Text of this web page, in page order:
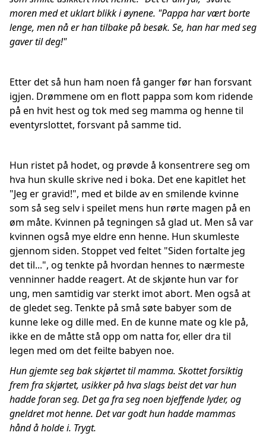
moren med et uklart blikk i øynene. "Pappa har vært borte
lenge, men nå er han tilbake på besøk. Se, han har med seg
gaver til deg!"
Etter det så hun ham noen få ganger før han forsvant
igjen. Drømmene om en flott pappa som kom ridende
på en hvit hest og tok med seg mamma og henne til
eventyrslottet, forsvant på samme tid.
Hun ristet på hodet, og prøvde å konsentrere seg om
hva hun skulle skrive ned i boka. Det ene kapitlet het
"Jeg er gravid!", med et bilde av en smilende kvinne
som så seg selv i speilet mens hun rørte magen på en
øm måte. Kvinnen på tegningen så glad ut. Men så var
kvinnen også mye eldre enn henne. Hun skumleste
gjennom siden. Stoppet ved feltet "Siden fortalte jeg
det til...", og tenkte på hvordan hennes to nærmeste
venninner hadde reagert. At de skjønte hun var for
ung, men samtidig var sterkt imot abort. Men også at
de gledet seg. Tenkte på små søte babyer som de
kunne leke og dille med. En de kunne mate og kle på,
ikke en de måtte stå opp om natta for, eller dra til
legen med om det feilte babyen noe.
Hun gjemte seg bak skjørtet til mamma. Skottet forsiktig
frem fra skjørtet, usikker på hva slags beist det var hun
hadde foran seg. Det ga fra seg noen bjeffende lyder, og
gneldret mot henne. Det var godt hun hadde mammas
hånd å holde i. Trygt.